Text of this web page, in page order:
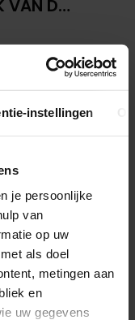
instellingen
je persoonlijke
van
op uw
als doel
metingen aan
en
uw gegevens
VAN DE